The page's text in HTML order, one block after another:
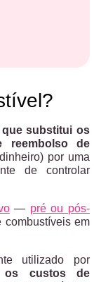
substitui os
reembolso de
por uma
de controlar
— pré ou pós-
em
utilizado por
os custos de